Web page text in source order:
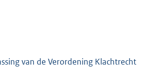
van de Verordening Klachtrecht